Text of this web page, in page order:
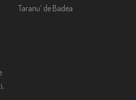
Taranu’ de Badea